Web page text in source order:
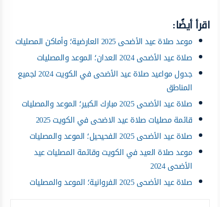
اقرأ أيضًا:
موعد صلاة عيد الأضحى 2025 العارضية؛ وأماكن المصليات
صلاة عيد الأضحى 2024 العدان؛ الموعد والمصليات
جدول مواعيد صلاة عيد الأضحى في الكويت 2024 لجميع
المناطق
صلاة عيد الأضحى 2025 مبارك الكبير؛ الموعد والمصليات
قائمة مصليات صلاة عيد الاضحى في الكويت 2025
صلاة عيد الأضحى 2025 الفحيحيل؛ الموعد والمصليات
موعد صلاة العيد في الكويت وقائمة المصليات عيد
الأضحى 2024
صلاة عيد الأضحى 2025 الفروانية؛ الموعد والمصليات